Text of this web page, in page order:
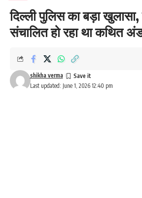
दिल्ली पुलिस का बड़ा
संचालित हो रहा था कथित
Last updated: June 1, 2026 12:40 pm
shikha verma